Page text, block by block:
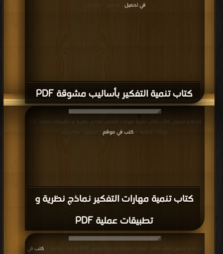
كتاب تنمية التفكير بأساليب مشوقة PDF
في تحميل
| التحميل : مرة/مرات
كتاب تنمية مهارات التفكير نماذج نظرية و
تطبيقات عملية PDF
مجانا | مكتبة >كتب في موقع | التحميل : مرة/مرات
قراءة و تحميل كتاب كتاب لنعلم اطفالنا حلاوة التفكير PDF مجانا | مكتبة >
كتب في